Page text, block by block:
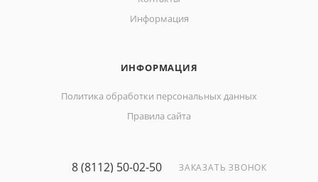
Информация
ИНФОРМАЦИЯ
Политика обработки персональных данных
Правила сайта
8 (8112) 50-02-50 ЗАКАЗАТЬ ЗВОНОК